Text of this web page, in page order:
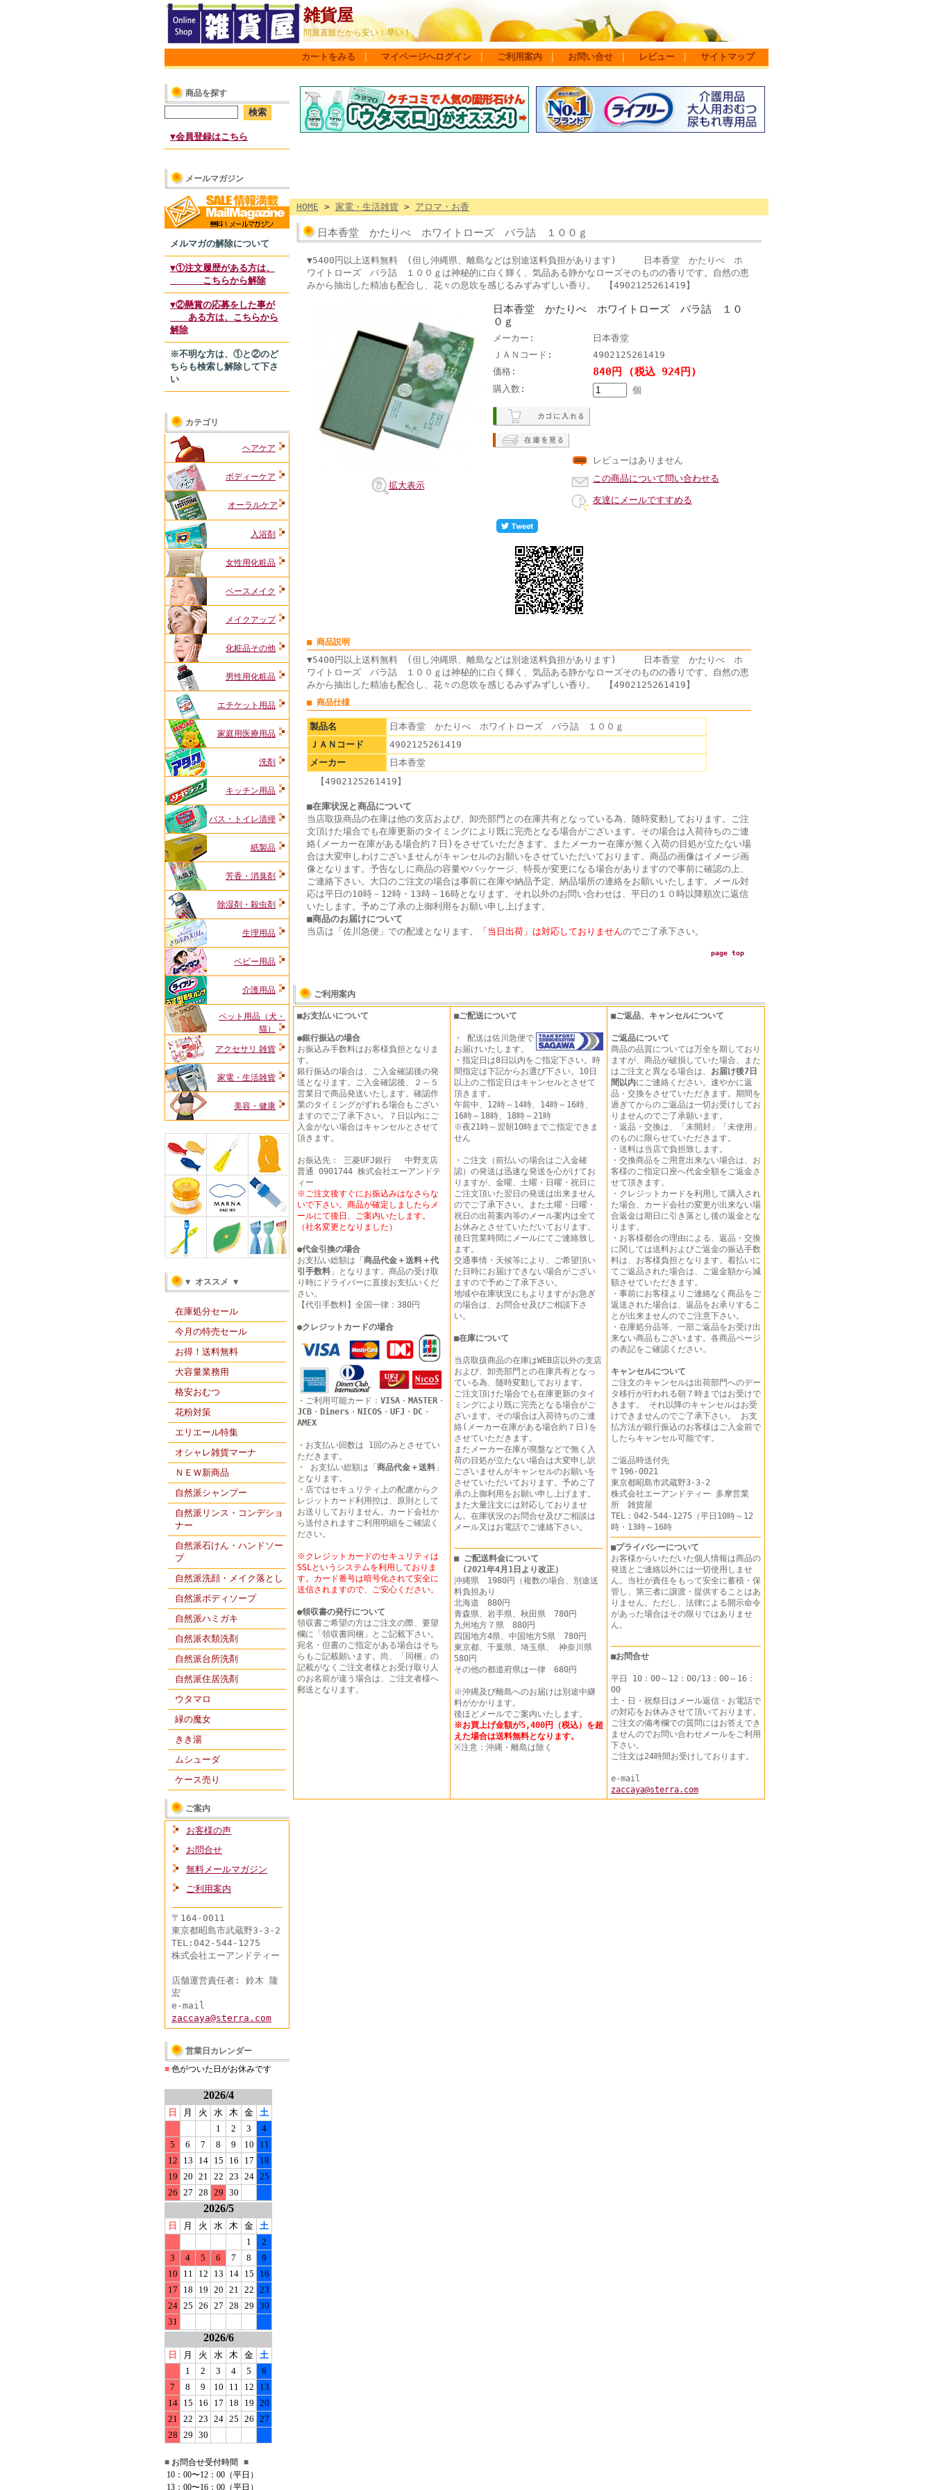
雑貨屋
問屋直販だから安い！早い！
カートをみる マイページへログイン ご利用案内 お問い合せ レビュー サイトマップ
商品を探す
▼会員登録はこちら
メールマガジン
メルマガの解除について
▼①注文履歴がある方は、
こちらから解除
▼②懸賞の応募をした事が
ある方は、こちらから
解除
※不明な方は、①と②のど
ちらも検索し解除して下さ
い
カテゴリ
ヘアケア
ボディーケア
オーラルケア
入浴剤
女性用化粧品
ベースメイク
メイクアップ
化粧品その他
男性用化粧品
エチケット用品
家庭用医療用品
洗剤
キッチン用品
バス・トイレ清掃
紙製品
芳香・消臭剤
除湿剤・殺虫剤
生理用品
ベビー用品
介護用品
ペット用品（犬・
猫）
アクセサリ 雑貨
家電・生活雑貨
美容・健康
▼ オススメ ▼
在庫処分セール
今月の特売セール
お得！送料無料
大容量業務用
格安おむつ
花粉対策
エリエール特集
オシャレ雑貨マーナ
ＮＥＷ新商品
自然派シャンプー
自然派リンス・コンデショ
ナー
自然派石けん・ハンドソー
プ
自然派洗顔・メイク落とし
自然派ボディソープ
自然派ハミガキ
自然派衣類洗剤
自然派台所洗剤
自然派住居洗剤
ウタマロ
緑の魔女
きき湯
ムシューダ
ケース売り
ご案内
お客様の声
お問合せ
無料メールマガジン
ご利用案内
〒164-0011
東京都昭島市武蔵野3-3-2
TEL:042-544-1275
株式会社エーアンドティー
店舗運営責任者: 鈴木 隆
宏
e-mail
zaccaya@sterra.com
営業日カレンダー
■ 色がついた日がお休みです
2026/4
日 月 火 水 木 金 土
1
2 3
4
5
6 7 8 9 10
11
12
13 14 15 16 17
18
19 20 21 22 23 24 25
26 27 28 29 30
2026/5
日 月 火 水 木 金 土
1
2
3
4 5 6 7 8
9
10
11 12 13 14 15
16
17
18 19 20 21 22 23
24 25 26 27 28 29 30
31
2026/6
日 月 火 水 木 金 土
1
2 3 4 5
6
7
8 9 10 11 12
13
14
15 16 17 18 19 20
21 22 23 24 25 26 27
28 29 30
■ お問合せ受付時間
■
10：00〜12：00（平日）
13：00〜16：00（平日）
HOME > 家電・生活雑貨 > アロマ・お香
日本香堂 かたりべ ホワイトローズ バラ詰 １００ｇ
▼5400円以上送料無料 (但し沖縄県、離島などは別途送料負担があります) 日本香堂 かたりべ ホ
ワイトローズ バラ詰 １００ｇは神秘的に白く輝く、気品ある静かなローズそのものの香りです。自然の恵
みから抽出した精油も配合し、花々の息吹を感じるみずみずしい香り。 【4902125261419】
拡大表示
日本香堂 かたりべ ホワイトローズ バラ詰 １０
０ｇ
メーカー:
日本香堂
ＪＡＮコード:
4902125261419
価格:
840円 (税込 924円)
購入数: 個
レビューはありません
この商品について問い合わせる
友達にメールですすめる
■ 商品説明
▼5400円以上送料無料 (但し沖縄県、離島などは別途送料負担があります) 日本香堂 かたりべ ホ
ワイトローズ バラ詰 １００ｇは神秘的に白く輝く、気品ある静かなローズそのものの香りです。自然の恵
みから抽出した精油も配合し、花々の息吹を感じるみずみずしい香り。 【4902125261419】
■ 商品仕様
製品名
日本香堂 かたりべ ホワイトローズ バラ詰 １００ｇ
ＪＡＮコード
4902125261419
メーカー
日本香堂
【4902125261419】
■在庫状況と商品について
当店取扱商品の在庫は他の支店および、卸売部門との在庫共有となっている為、随時変動しております。ご注
文頂けた場合でも在庫更新のタイミングにより既に完売となる場合がございます。その場合は入荷待ちのご連
絡(メーカー在庫がある場合約７日)をさせていただきます。またメーカー在庫が無く入荷の目処が立たない場
合は大変申しわけございませんがキャンセルのお願いをさせていただいております。商品の画像はイメージ画
像となります。予告なしに商品の容量やパッケージ、特長が変更になる場合がありますので事前に確認の上、
ご連絡下さい。大口のご注文の場合は事前に在庫や納品予定、納品場所の連絡をお願いいたします。メール対
応は平日の10時－12時・13時－16時となります。それ以外のお問い合わせは、平日の１０時以降順次に返信
いたします。予めご了承の上御利用をお願い申し上げます。
■商品のお届けについて
当店は「佐川急便」での配達となります。
「当日出荷」は対応しておりませんのでご了承下さい。
page top
ご利用案内
■お支払いについて
●銀行振込の場合
お振込み手数料はお客様負担となりま
す。
銀行振込の場合は、ご入金確認後の発
送となります。ご入金確認後、２～５
営業日で商品発送いたします。確認作
業のタイミングがずれる場合もござい
ますのでご了承下さい。７日以内にご
入金がない場合はキャンセルとさせて
頂きます。
お振込先： 三菱UFJ銀行 中野支店
普通 0901744 株式会社エーアンドテ
ィー
※ご注文後すぐにお振込みはなさらな
いで下さい。商品が確定しましたらメ
ールにて後日、ご案内いたします。
（社名変更となりました）
●代金引換の場合
お支払い総額は「 商品代金＋送料＋代
引手数料 」となります。商品の受け取
り時にドライバーに直接お支払いくだ
さい。
【代引手数料】全国一律：380円
●クレジットカードの場合
・ご利用可能カード： VISA ・ MASTER ・
JCB ・ Diners ・ NICOS ・ UFJ ・ DC ・
AMEX
・お支払い回数は 1回のみとさせてい
ただきます。
・ お支払い総額は「 商品代金＋送料 」
となります。
・店ではセキュリティ上の配慮からク
レジットカード利用控は、原則として
お送りしておりません。カード会社か
ら送付されますご利用明細をご確認く
ださい。
※クレジットカードのセキュリティは
SSLというシステムを利用しておりま
す。カード番号は暗号化されて安全に
送信されますので、ご安心ください。
●領収書の発行について
領収書ご希望の方はご注文の際、要望
欄に「領収書同梱」とご記載下さい。
宛名・但書のご指定がある場合はそち
らもご記載願います。尚、「同梱」の
記載がなくご注文者様とお受け取り人
のお名前が違う場合は、ご注文者様へ
郵送となります。
■ご配送について
・ 配送は佐川急便で
お届けいたします。
・指定日は8日以内をご指定下さい。時
間指定は下記からお選び下さい。10日
以上のご指定日はキャンセルとさせて
頂きます。
午前中、12時～14時、14時～16時、
16時～18時、18時～21時
※夜21時～翌朝10時までご指定できま
せん
・ご注文（前払いの場合はご入金確
認）の発送は迅速な発送を心がけてお
りますが、金曜、土曜・日曜・祝日に
ご注文頂いた翌日の発送は出来ません
のでご了承下さい。また土曜・日曜・
祝日の出荷案内等のメール案内は全て
お休みとさせていただいております。
後日営業時間にメールにてご連絡致し
ます。
交通事情・天候等により、ご希望頂い
た日時にお届けできない場合がござい
ますので予めご了承下さい。
地域や在庫状況にもよりますがお急ぎ
の場合は、お問合せ及びご相談下さ
い。
■在庫について
当店取扱商品の在庫はWEB店以外の支店
および、卸売部門との在庫共有となっ
ている為、随時変動しております。
ご注文頂けた場合でも在庫更新のタイ
ミングにより既に完売となる場合がご
ざいます。その場合は入荷待ちのご連
絡(メーカー在庫がある場合約７日)を
させていただきます。
またメーカー在庫が廃盤などで無く入
荷の目処が立たない場合は大変申し訳
ございませんがキャンセルのお願いを
させていただいております。予めご了
承の上御利用をお願い申し上げます。
また大量注文には対応しておりませ
ん。在庫状況のお問合せ及びご相談は
メール又はお電話でご連絡下さい。
■ ご配送料金について
(2021年4月1日より改正）
沖縄県 1980円（複数の場合、別途送
料負担あり
北海道 880円
青森県、岩手県、秋田県 780円
九州地方７県 880円
四国地方4県、中国地方5県 780円
東京都、千葉県、埼玉県、 神奈川県
580円
その他の都道府県は一律 680円
※沖縄及び離島へのお届けは別途中継
料がかかります。
後ほどメールでご案内いたします。
※お買上げ金額が5,400円（税込）を超
えた場合は送料無料となります。
※注意：沖縄・離島は除く
■ご返品、キャンセルについて
ご返品について
商品の品質については万全を期しており
ますが、商品が破損していた場合、また
はご注文と異なる場合は、 お届け後7日
間以内にご連絡ください。速やかに返
品・交換をさせていただきます。期間を
過ぎてからのご返品は一切お受けしてお
りませんのでご了承願います。
・返品・交換は、「未開封」「未使用」
のものに限らせていただきます。
・送料は当店で負担致します。
・交換商品をご用意出来ない場合は、お
客様のご指定口座へ代金全額をご返金さ
せて頂きます。
・クレジットカードを利用して購入され
た場合、カード会社の変更が出来ない場
合返金は期日に引き落とし後の返金とな
ります。
・お客様都合の理由による、返品・交換
に関しては送料およびご返金の振込手数
料は、お客様負担となります。着払いに
てご返品された場合は、ご返金額から減
額させていただきます。
・事前にお客様よりご連絡なく商品をご
返送された場合は、返品をお承りするこ
とが出来ませんのでご注意下さい。
・在庫処分品等、一部ご返品をお受け出
来ない商品もございます。各商品ページ
の表記をご確認ください。
キャンセルについて
ご注文のキャンセルは出荷部門へのデー
タ移行が行われる朝７時まではお受けで
きます。 それ以降のキャンセルはお受
けできませんのでご了承下さい。 お支
払方法が銀行振込のお客様はご入金前で
したらキャンセル可能です。
ご返品時送付先
〒196-0021
東京都昭島市武蔵野3-3-2
株式会社エーアンドティー 多摩営業
所 雑貨屋
TEL：042-544-1275（平日10時～12
時・13時～16時
■プライバシーについて
お客様からいただいた個人情報は商品の
発送とご連絡以外には一切使用しませ
ん。当社が責任をもって安全に蓄積・保
管し、第三者に譲渡・提供することはあ
りません。ただし、法律による開示命令
があった場合はその限りではありませ
ん。
■お問合せ
平日 10：00～12：00/13：00～16：
00
土・日・祝祭日はメール返信・お電話で
の対応をお休みさせて頂いております。
ご注文の備考欄での質問にはお答えでき
ませんのでお問い合わせメールをご利用
下さい。
ご注文は24時間お受けしております。
e-mail
zaccaya@sterra.com